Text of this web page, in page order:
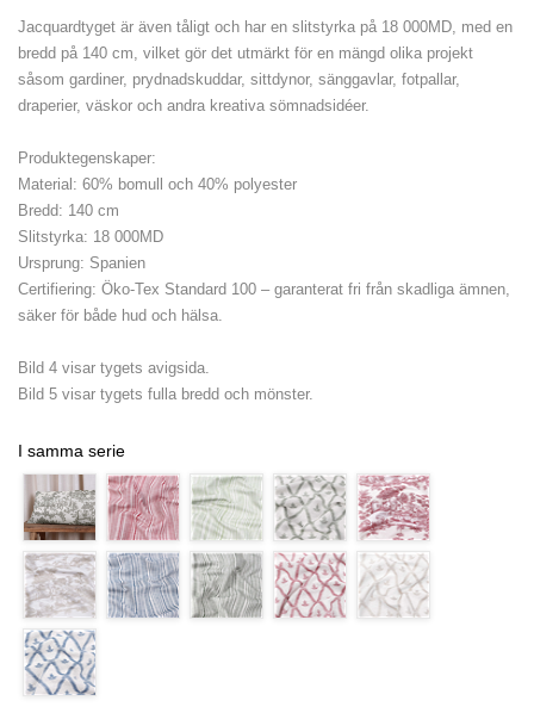
Jacquardtyget är även tåligt och har en slitstyrka på 18 000MD, med en
bredd på 140 cm, vilket gör det utmärkt för en mängd olika projekt
såsom gardiner, prydnadskuddar, sittdynor, sänggavlar, fotpallar,
draperier, väskor och andra kreativa sömnadsidéer.
Produktegenskaper:
Material: 60% bomull och 40% polyester
Bredd: 140 cm
Slitstyrka: 18 000MD
Ursprung: Spanien
Certifiering: Öko-Tex Standard 100 – garanterat fri från skadliga ämnen,
säker för både hud och hälsa.
Bild 4 visar tygets avigsida.
Bild 5 visar tygets fulla bredd och mönster.
I samma serie